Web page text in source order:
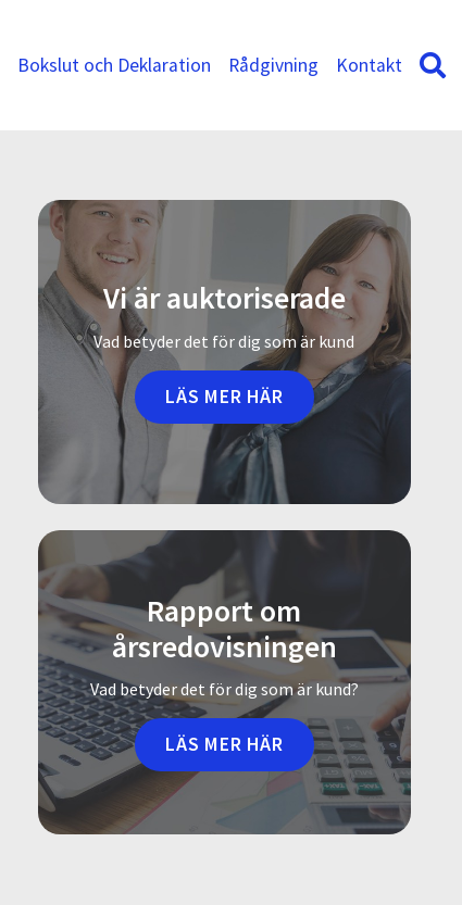
Bokslut och Deklaration Rådgivning Kontakt
Vi är auktoriserade
Vad betyder det för dig som är kund
LÄS MER HÄR
Rapport om
årsredovisningen
Vad betyder det för dig som är kund?
LÄS MER HÄR